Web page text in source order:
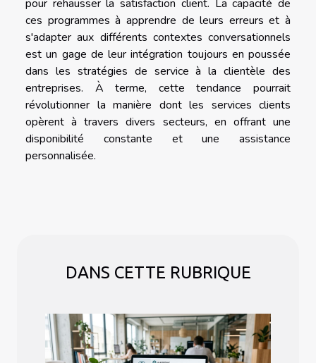
pour rehausser la satisfaction client. La capacité de
ces programmes à apprendre de leurs erreurs et à
s'adapter aux différents contextes conversationnels
est un gage de leur intégration toujours en poussée
dans les stratégies de service à la clientèle des
entreprises. À terme, cette tendance pourrait
révolutionner la manière dont les services clients
opèrent à travers divers secteurs, en offrant une
disponibilité constante et une assistance
personnalisée.
DANS CETTE RUBRIQUE